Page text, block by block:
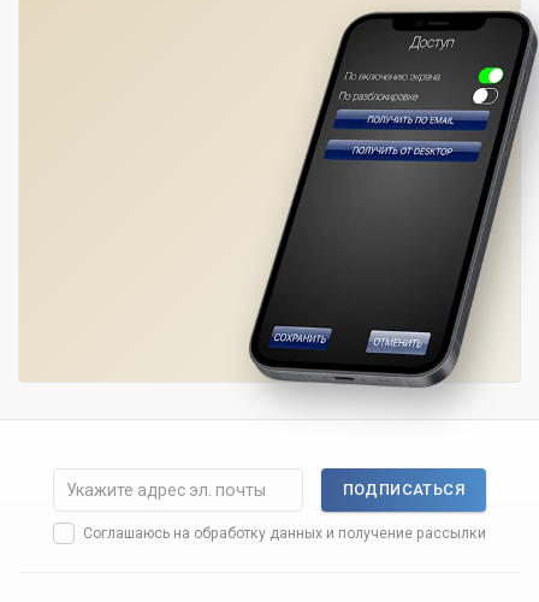
ПОДПИСАТЬСЯ
Соглашаюсь на обработку данных и получение рассылки